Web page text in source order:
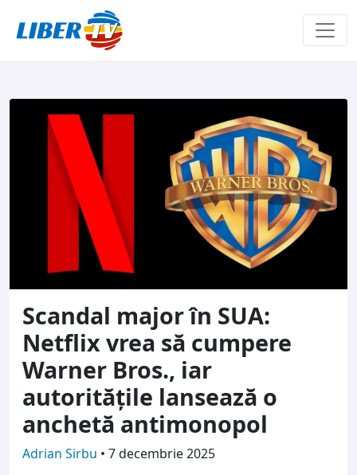
Scandal major în SUA:
Netflix vrea să cumpere
Warner Bros., iar
autoritățile lansează o
anchetă antimonopol
Adrian Sirbu • 7 decembrie 2025